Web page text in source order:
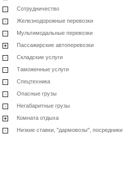
Сотрудничество
Железнодорожные перевозки
Мультимодальные перевозки
Пассажирские автоперевозки
Складские услуги
Таможенные услуги
Спецтехника
Опасные грузы
Негабаритные грузы
Комната отдыха
Низкие ставки, "дармовозы", посредники